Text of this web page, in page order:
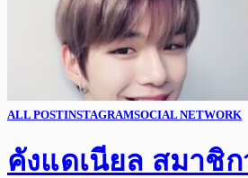
ALL POSTINSTAGRAMSOCIAL NETWORK
คังแดเนียล สมาชิก